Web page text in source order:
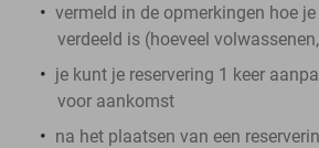
vermeld in de opmerkingen hoe
verdeeld is (hoeveel
je kunt je reservering 1 keer
voor aankomst
na het plaatsen van een